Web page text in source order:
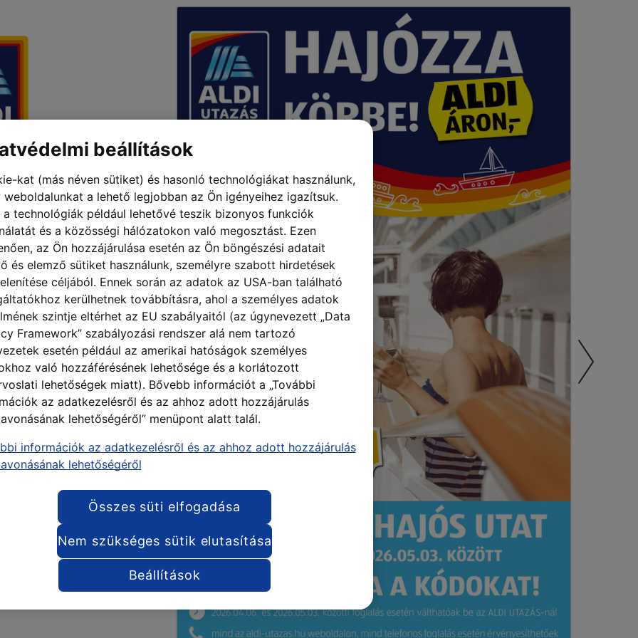
beállítások
kat (más néven sütiket) és hasonló technológiákat használunk,
weboldalunkat a lehető legjobban az Ön igényeihez igazítsuk.
a technológiák például lehetővé teszik bizonyos funkciók
és a közösségi hálózatokon való megosztást. Ezen
az Ön hozzájárulása esetén az Ön böngészési adatait
és elemző sütiket használunk, személyre szabott hirdetések
céljából. Ennek során az adatok az USA-ban található
kerülhetnek továbbításra, ahol a személyes adatok
szintje eltérhet az EU szabályaitól (az úgynevezett „Data
Framework” szabályozási rendszer alá nem tartozó
esetén például az amerikai hatóságok személyes
való hozzáférésének lehetősége és a korlátozott
lehetőségek miatt). Bővebb információt a „További
az adatkezelésről és az ahhoz adott hozzájárulás
lehetőségéről” menüpont alatt talál.
információk az adatkezelésről és az ahhoz adott hozzájárulás
lehetőségéről
Beállítások
Nem szükséges sütik elutasítása
Összes süti elfogadása